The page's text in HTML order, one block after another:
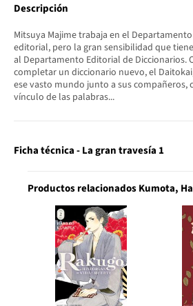
Descripción
Mitsuya Majime trabaja en el
editorial, pero la gran sensibilidad que
al Departamento Editorial de Diccionarios.
completar un diccionario nuevo, el
ese vasto mundo junto a sus compañeros,
vínculo de las palabras...
Ficha técnica - La gran travesía 1
Productos relacionados Kumota,